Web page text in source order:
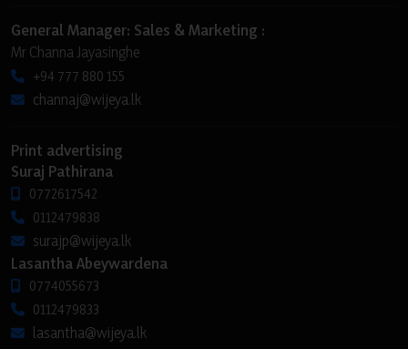
General Manager: Sales & Marketing :
Mr Channa Jayasinghe
+94 777 880 155
channaj@wijeya.lk
Print advertising
Suraj Pathirana
0772617542
0112479838
surajp@wijeya.lk
Lasantha Abeywardena
0774055673
0112479833
lasantha@wijeya.lk